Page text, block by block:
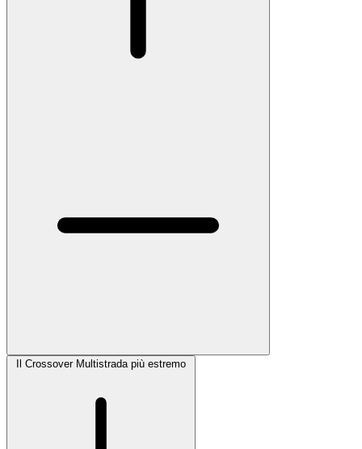
Il Crossover Multistrada più estremo